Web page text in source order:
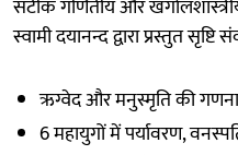
सटीक गणितीय और
स्वामी दयानन्द द्वारा प्रस्तुत
ऋग्वेद और मनुस्मृति की
6 महायुगों में पर्यावरण,